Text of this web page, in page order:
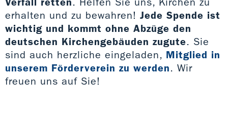
erhalten und zu bewahren! Jede Spende ist
wichtig und kommt ohne Abzüge den
deutschen Kirchengebäuden zugute. Sie
sind auch herzliche eingeladen, Mitglied in
unserem Förderverein zu werden. Wir
freuen uns auf Sie!